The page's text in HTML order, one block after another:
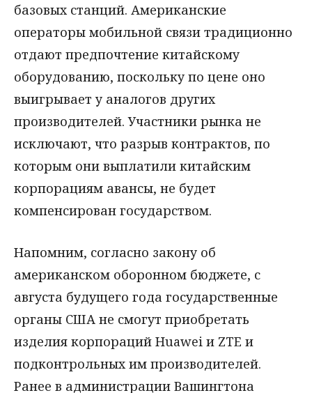
базовых станций. Американские
операторы мобильной связи традиционно
отдают предпочтение китайскому
оборудованию, поскольку по цене оно
выигрывает у аналогов других
производителей. Участники рынка не
исключают, что разрыв контрактов, по
которым они выплатили китайским
корпорациям авансы, не будет
компенсирован государством.
Напомним, согласно закону об
американском оборонном бюджете, с
августа будущего года государственные
органы США не смогут приобретать
изделия корпораций Huawei и ZTE и
подконтрольных им производителей.
Ранее в администрации Вашингтона